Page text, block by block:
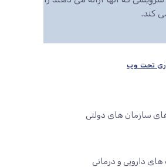
کند.
تحت وب
های سازمان های دولتی
دارویی و درمانی